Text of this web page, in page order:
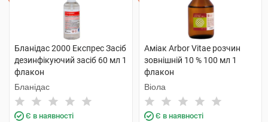
Бланідас 2000 Експрес Засіб
дезинфікуючий засіб 60 мл 1
флакон
Бланідас
Є в наявності
Аміак Arbor Vitae розчин
зовнішній 10 % 100 мл 1
флакон
Віола
Є в наявності